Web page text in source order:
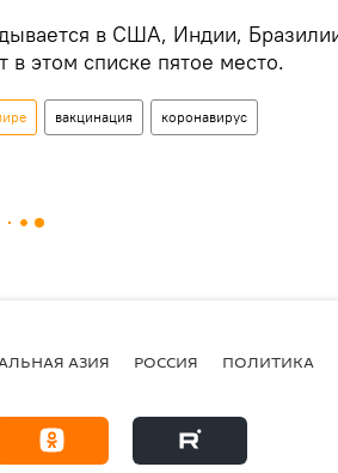
в США, Индии,
в этом списке пятое место.
вакцинация коронавирус
АЗИЯ РОССИЯ ПОЛИТИКА